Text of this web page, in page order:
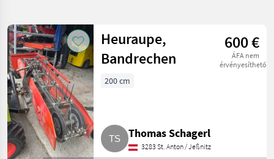
Heuraupe,
Bandrechen
600 €
ÁFA nem
érvényesíthető
200 cm
Thomas Schagerl
3283 St. Anton / Jeßnitz